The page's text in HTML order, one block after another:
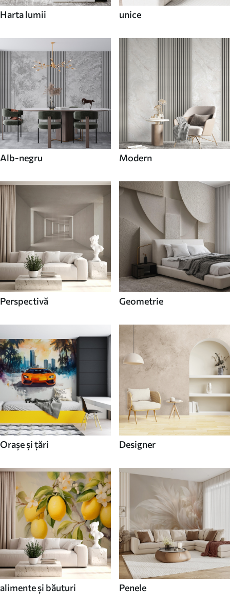
Harta lumii unice
Alb-negru Modern
Perspectivă Geometrie
Orașe și țări Designer
alimente și băuturi Penele